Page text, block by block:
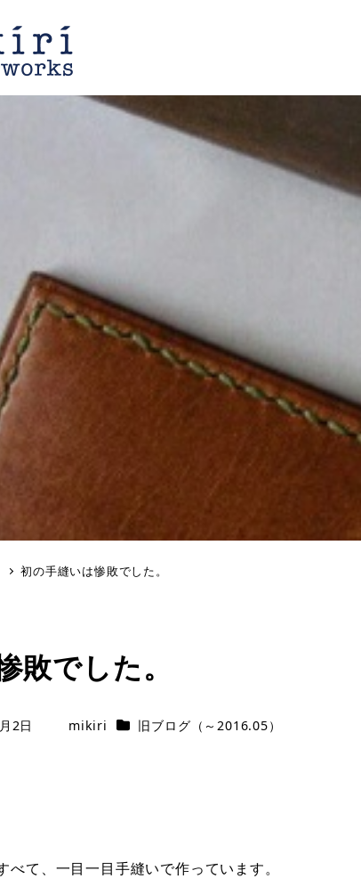
初の手縫いは惨敗でした。
敗でした。
2日 mikiri カテゴリー
旧ブログ（～2016.05）
て、一目一目手縫いで作っています。